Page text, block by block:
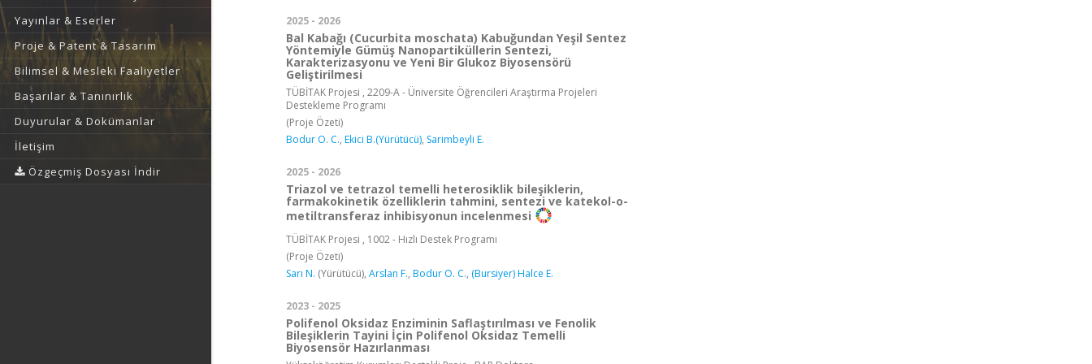
Yayınlar & Eserler
Proje & Patent & Tasarım
Bilimsel & Mesleki Faaliyetler
Başarılar & Tanınırlık
Duyurular & Dokümanlar
İletişim
Özgeçmiş Dosyası İndir
2025 - 2026
Bal Kabağı (Cucurbita moschata) Kabuğundan Yeşil Sentez
Yöntemiyle Gümüş Nanopartiküllerin Sentezi,
Karakterizasyonu ve Yeni Bir Glukoz Biyosensörü
Geliştirilmesi
TÜBİTAK Projesi , 2209-A - Üniversite Öğrencileri Araştırma Projeleri
Destekleme Programı
(Proje Özeti)
Bodur O. C., Ekici B.(Yürütücü), Sarimbeyli E.
2025 - 2026
Triazol ve tetrazol temelli heterosiklik bileşiklerin,
farmakokinetik özelliklerin tahmini, sentezi ve katekol-o-
metiltransferaz inhibisyonun incelenmesi
TÜBİTAK Projesi , 1002 - Hızlı Destek Programı
(Proje Özeti)
Sarı N. (Yürütücü), Arslan F., Bodur O. C., (Bursiyer) Halce E.
2023 - 2025
Polifenol Oksidaz Enziminin Saflaştırılması ve Fenolik
Bileşiklerin Tayini İçin Polifenol Oksidaz Temelli
Biyosensör Hazırlanması